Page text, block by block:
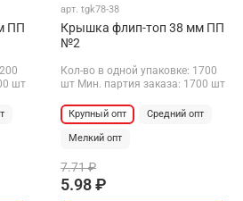
ПП
шт
арт.tgk78-38
Крышка флип-топ 38 мм ПП
№2
Кол-во в одной упаковке: 1700
шт Мин. партия заказа: 1700 шт
Крупный опт Средний опт
Мелкий опт
7.71 ₽
5.98 ₽